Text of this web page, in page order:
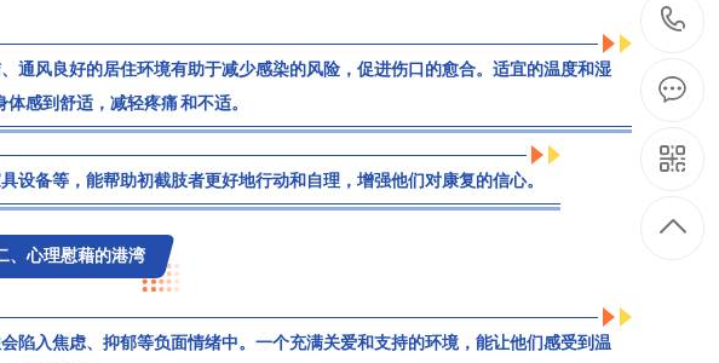
通风良好的居住环境有助于减少感染的风险，促进伤口的愈合。适宜的温度和湿
体感到舒适，减轻疼痛和不适。
设备等，能帮助初截肢者更好地行动和自理，增强他们对康复的信心。
、心理慰藉的港湾
陷入焦虑、抑郁等负面情绪中。一个充满关爱和支持的环境，能让他们感受到温